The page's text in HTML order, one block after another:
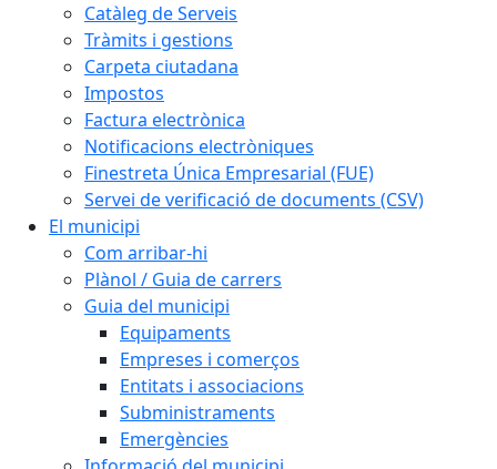
Catàleg de Serveis
Tràmits i gestions
Carpeta ciutadana
Impostos
Factura electrònica
Notificacions electròniques
Finestreta Única Empresarial (FUE)
Servei de verificació de documents (CSV)
El municipi
Com arribar-hi
Plànol / Guia de carrers
Guia del municipi
Equipaments
Empreses i comerços
Entitats i associacions
Subministraments
Emergències